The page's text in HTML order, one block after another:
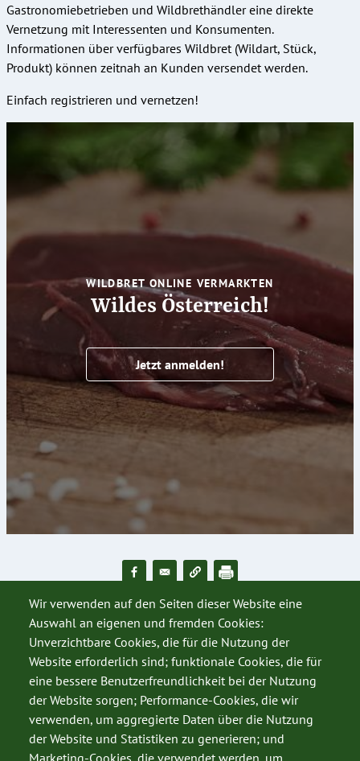
Gastronomiebetrieben und Wildbrethändler eine direkte
Vernetzung mit Interessenten und Konsumenten.
Informationen über verfügbares Wildbret (Wildart, Stück,
Produkt) können zeitnah an Kunden versendet werden.
Einfach registrieren und vernetzen!
WILDBRET ONLINE VERMARKTEN
Wildes Österreich!
Jetzt anmelden!
Wir verwenden auf den Seiten dieser Website eine
Auswahl an eigenen und fremden Cookies:
Unverzichtbare Cookies, die für die Nutzung der
Website erforderlich sind; funktionale Cookies, die für
eine bessere Benutzerfreundlichkeit bei der Nutzung
der Website sorgen; Performance-Cookies, die wir
verwenden, um aggregierte Daten über die Nutzung
der Website und Statistiken zu generieren; und